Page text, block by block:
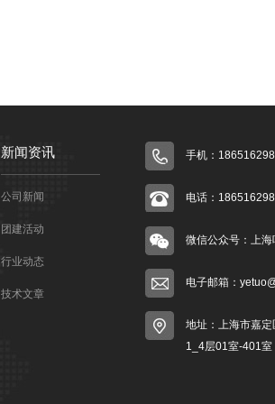
新闻资讯
公司新闻
团建活动
行业动态
技术文章
手机：
电话：
微信公众号：上海
电子邮箱：
地址：上海市嘉
1_4层01室-401室